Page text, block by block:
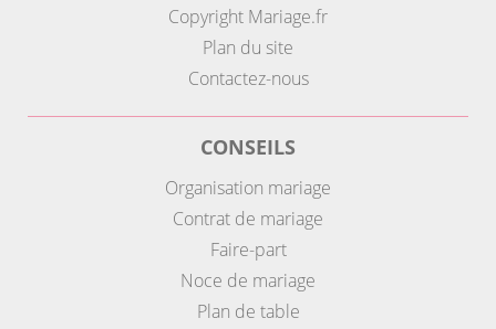
Copyright Mariage.fr
Plan du site
Contactez-nous
CONSEILS
Organisation mariage
Contrat de mariage
Faire-part
Noce de mariage
Plan de table